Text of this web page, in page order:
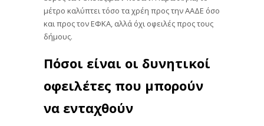
μέτρο καλύπτει τόσο τα χρέη προς την ΑΑΔΕ όσο
και προς τον ΕΦΚΑ, αλλά όχι οφειλές προς τους
δήμους.
Πόσοι είναι οι δυνητικοί
οφειλέτες που μπορούν
να ενταχθούν